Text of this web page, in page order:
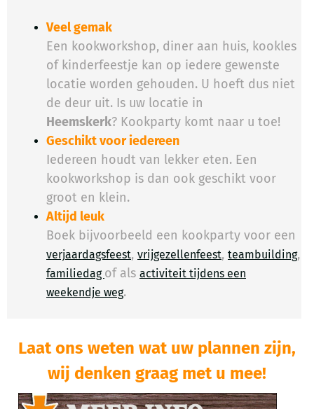
Veel gemak
Een kookworkshop, diner aan huis, kookles
of kinderfeestje kan op iedere gewenste
locatie worden gehouden. U hoeft dus niet
de deur uit. Is uw locatie in
Heemskerk? Kookparty komt naar u toe!
Geschikt voor iedereen
Iedereen houdt van lekker eten. Een
kookworkshop is dan ook geschikt voor
groot en klein.
Altijd leuk
Boek bijvoorbeeld een kookparty voor een
verjaardagsfeest, vrijgezellenfeest, teambuilding,
familiedag of als activiteit tijdens een
weekendje weg.
Laat ons weten wat uw plannen zijn,
wij denken graag met u mee!​